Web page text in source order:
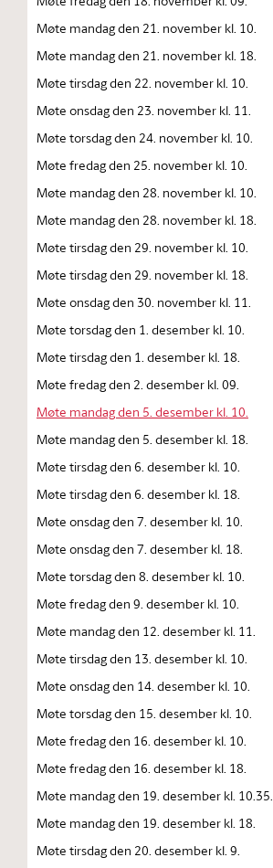
Møte mandag den 21. november kl. 10.
Møte mandag den 21. november kl. 18.
Møte tirsdag den 22. november kl. 10.
Møte onsdag den 23. november kl. 11.
Møte torsdag den 24. november kl. 10.
Møte fredag den 25. november kl. 10.
Møte mandag den 28. november kl. 10.
Møte mandag den 28. november kl. 18.
Møte tirsdag den 29. november kl. 10.
Møte tirsdag den 29. november kl. 18.
Møte onsdag den 30. november kl. 11.
Møte torsdag den 1. desember kl. 10.
Møte tirsdag den 1. desember kl. 18.
Møte fredag den 2. desember kl. 09.
Møte mandag den 5. desember kl. 10.
Møte mandag den 5. desember kl. 18.
Møte tirsdag den 6. desember kl. 10.
Møte tirsdag den 6. desember kl. 18.
Møte onsdag den 7. desember kl. 10.
Møte onsdag den 7. desember kl. 18.
Møte torsdag den 8. desember kl. 10.
Møte fredag den 9. desember kl. 10.
Møte mandag den 12. desember kl. 11.
Møte tirsdag den 13. desember kl. 10.
Møte onsdag den 14. desember kl. 10.
Møte torsdag den 15. desember kl. 10.
Møte fredag den 16. desember kl. 10.
Møte fredag den 16. desember kl. 18.
Møte mandag den 19. desember kl. 10.35.
Møte mandag den 19. desember kl. 18.
Møte tirsdag den 20. desember kl. 9.